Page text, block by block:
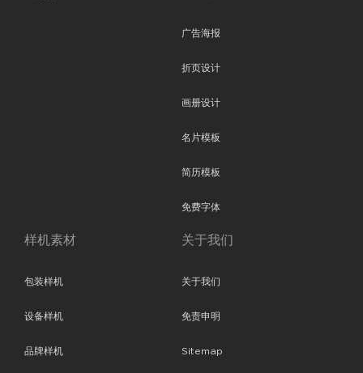
广告海报
折页设计
画册设计
名片模板
简历模板
免费字体
样机素材
包装样机
设备样机
品牌样机
关于我们
关于我们
免责申明
Sitemap